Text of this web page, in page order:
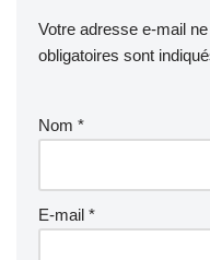
Votre adresse e-mail
obligatoires sont
Nom *
E-mail *